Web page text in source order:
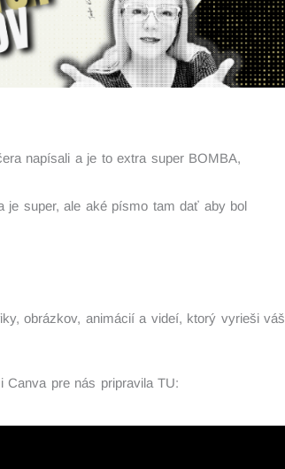
napísali a je to extra super BOMBA,
je super, ale aké písmo tam dať aby bol
obrázkov, animácií a videí, ktorý vyrieši váš
pre nás pripravila TU: